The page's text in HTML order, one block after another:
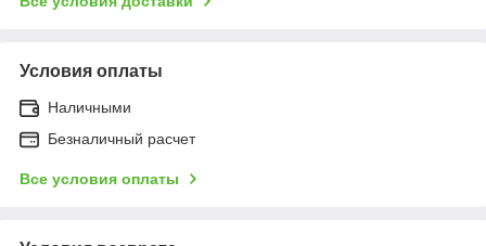
Условия оплаты
Наличными
Безналичный расчет
Все условия оплаты